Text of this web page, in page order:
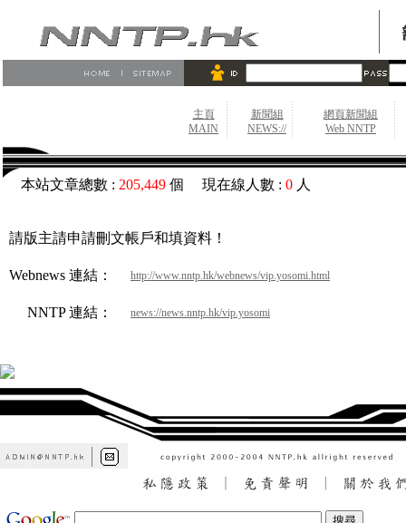
主頁
MAIN
新聞組
NEWS://
網頁新聞組
Web NNTP
本站文章總數 : 205,449 個 現在線人數 : 0 人
請版主請申請刪文帳戶和填資料！
Webnews 連結： http://www.nntp.hk/webnews/vip.yosomi.html
NNTP 連結： news://news.nntp.hk/vip.yosomi